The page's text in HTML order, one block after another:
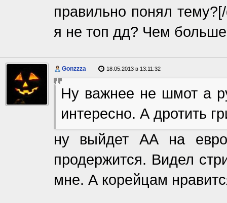
правильно понял
я не топ дд? Чем
Gonzzza 18.05.2013 в 13:11:32
Ну важнее не шмот а
интересно. А дротить
ну выйдет АА на
продержится. Видел
мне. А корейцам